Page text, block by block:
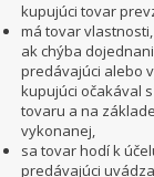
kupujúci tovar
má tovar
ak chýba
predávajúci alebo
kupujúci očakával
tovaru a na
vykonanej,
sa tovar hodí k
predávajúci